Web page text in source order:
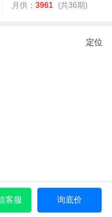
月供： 3961 (共36期)
定位
客服 询底价